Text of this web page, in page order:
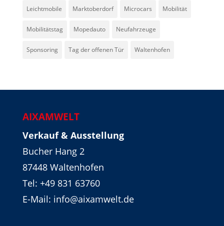
Leichtmobile Marktoberdorf Microcars Mobilität
Mobilitätstag Mopedauto Neufahrzeuge
Sponsoring Tag der offenen Tür Waltenhofen
AIXAMWELT
Verkauf & Ausstellung
Bucher Hang 2
87448 Waltenhofen
Tel: +49 831 63760
E-Mail: info@aixamwelt.de